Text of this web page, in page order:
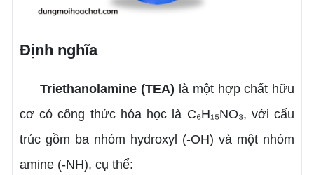
Định nghĩa
Triethanolamine (TEA) là một hợp chất hữu
cơ có công thức hóa học là C₆H₁₅NO₃, với cấu
trúc gồm ba nhóm hydroxyl (-OH) và một nhóm
amine (-NH), cụ thể: